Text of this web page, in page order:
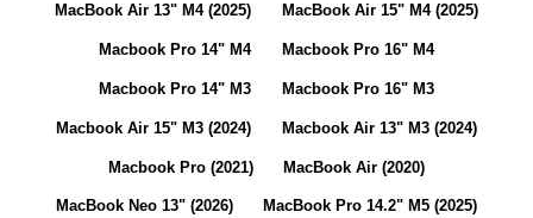
MacBook Air 13" M4 (2025) MacBook Air 15" M4 (2025)
Macbook Pro 14" M4 Macbook Pro 16" M4
Macbook Pro 14" M3 Macbook Pro 16" M3
Macbook Air 15" M3 (2024) Macbook Air 13" M3 (2024)
Macbook Pro (2021) MacBook Air (2020)
MacBook Neo 13" (2026) MacBook Pro 14.2" M5 (2025)